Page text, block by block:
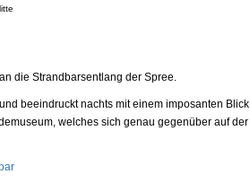
die Strandbarsentlang der Spree.
beeindruckt nachts mit einem imposanten Blick
welches sich genau gegenüber auf der